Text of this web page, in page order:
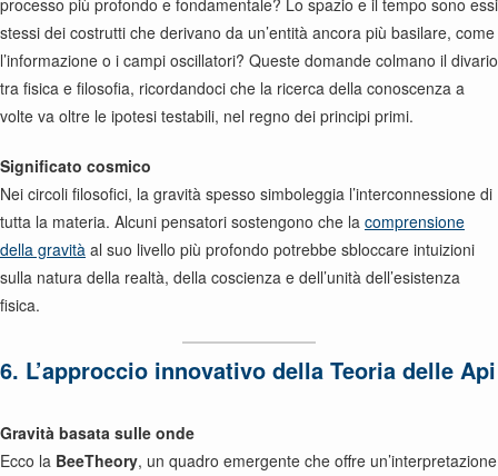
processo più profondo e fondamentale? Lo spazio e il tempo sono essi
stessi dei costrutti che derivano da un’entità ancora più basilare, come
l’informazione o i campi oscillatori? Queste domande colmano il divario
tra fisica e filosofia, ricordandoci che la ricerca della conoscenza a
volte va oltre le ipotesi testabili, nel regno dei principi primi.
Significato cosmico
Nei circoli filosofici, la gravità spesso simboleggia l’interconnessione di
tutta la materia. Alcuni pensatori sostengono che la comprensione
della gravità al suo livello più profondo potrebbe sbloccare intuizioni
sulla natura della realtà, della coscienza e dell’unità dell’esistenza
fisica.
6. L’approccio innovativo della Teoria delle Api
Gravità basata sulle onde
Ecco la BeeTheory, un quadro emergente che offre un’interpretazione